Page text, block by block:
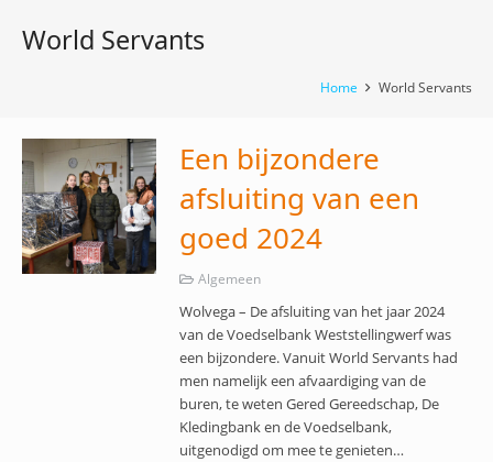
World Servants
Home World Servants
Een bijzondere
afsluiting van een
goed 2024
Algemeen
Wolvega – De afsluiting van het jaar 2024
van de Voedselbank Weststellingwerf was
een bijzondere. Vanuit World Servants had
men namelijk een afvaardiging van de
buren, te weten Gered Gereedschap, De
Kledingbank en de Voedselbank,
uitgenodigd om mee te genieten…